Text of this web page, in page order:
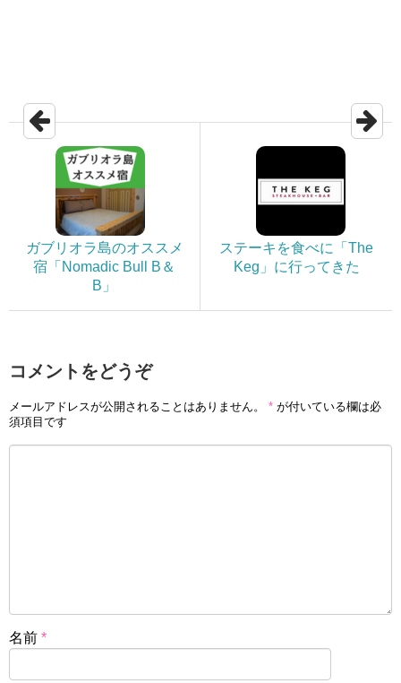
ガブリオラ島のオススメ
宿「Nomadic Bull B＆
B」
ステーキを食べに「The
Keg」に行ってきた
コメントをどうぞ
メールアドレスが公開されることはありません。 * が付いている欄は必
須項目です
名前 *